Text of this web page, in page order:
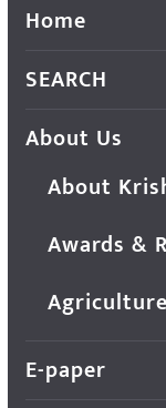
Home
SEARCH
About Us
About
Awards &
E-paper